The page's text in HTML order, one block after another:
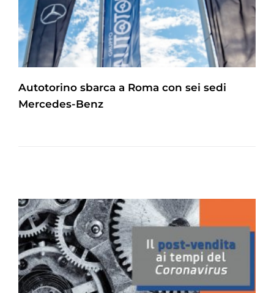
Autotorino sbarca a Roma con sei sedi
Mercedes-Benz